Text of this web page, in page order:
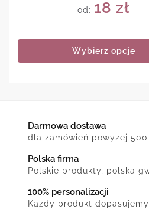
od: 18 zł
Wybierz opcje
Darmowa dostawa
dla zamówień powyżej 500
Polska firma
Polskie produkty, polska
100% personalizacji
Każdy produkt